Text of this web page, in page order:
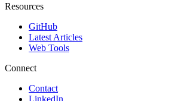
Resources
GitHub
Latest Articles
Web Tools
Connect
Contact
LinkedIn